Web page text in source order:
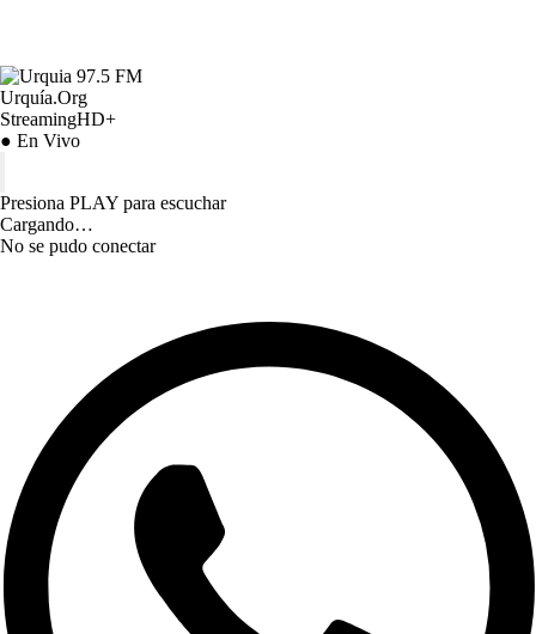
Urquía.Org
StreamingHD+
● En Vivo
Presiona PLAY para escuchar
Cargando…
No se pudo conectar